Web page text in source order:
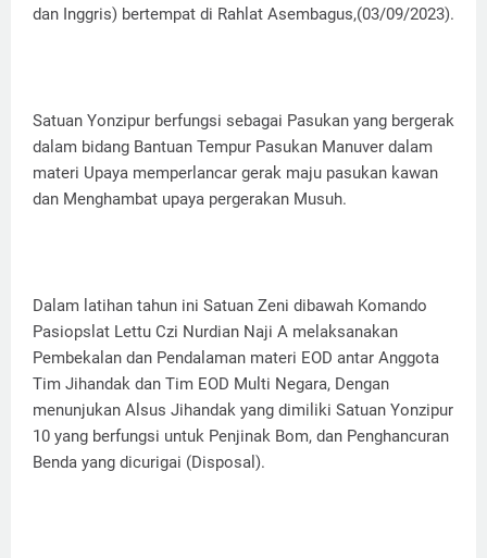
dan Inggris) bertempat di Rahlat Asembagus,(03/09/2023).
Satuan Yonzipur berfungsi sebagai Pasukan yang bergerak
dalam bidang Bantuan Tempur Pasukan Manuver dalam
materi Upaya memperlancar gerak maju pasukan kawan
dan Menghambat upaya pergerakan Musuh.
Dalam latihan tahun ini Satuan Zeni dibawah Komando
Pasiopslat Lettu Czi Nurdian Naji A melaksanakan
Pembekalan dan Pendalaman materi EOD antar Anggota
Tim Jihandak dan Tim EOD Multi Negara, Dengan
menunjukan Alsus Jihandak yang dimiliki Satuan Yonzipur
10 yang berfungsi untuk Penjinak Bom, dan Penghancuran
Benda yang dicurigai (Disposal).